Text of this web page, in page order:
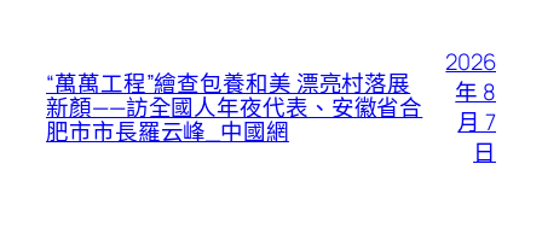
“萬萬工程”繪查包養和美 漂亮村落展
新顏——訪全國人年夜代表、安徽省合
肥市市長羅云峰_中國網
2026
年 8
月 7
日